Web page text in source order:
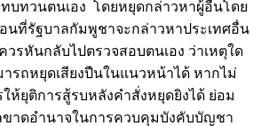
ทบทวนตนเอง โดยหยุดกล่าวหาผู้อื่นโดย
ที่รัฐบาลกัมพูชาจะกล่าวหาประเทศอื่น
วรหันกลับไปตรวจสอบตนเอง ว่าเหตุใด
รถหยุดเสียงปืนในแนวหน้าได้ หากไม่
ห้ยุติการสู้รบหลังคำสั่งหยุดยิงได้ ย่อม
ขาดอำนาจในการควบคุมบังคับบัญชา